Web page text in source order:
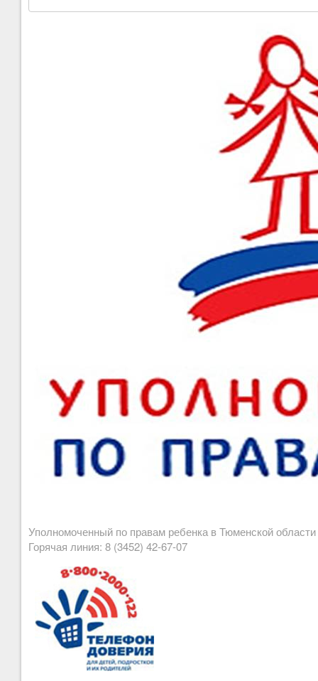
Уполномоченный по правам ребенка в Тюменской
Горячая линия: 8 (3452) 42-67-07